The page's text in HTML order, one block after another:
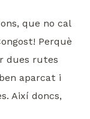
que no cal
Perquè
dues rutes
aparcat i
Així doncs,